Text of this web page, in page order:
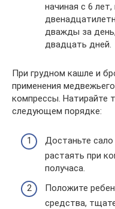
начиная с 6
дважды за
двадцать дней.
При грудном кашле и
применения
компрессы. Натирайте
следующем порядке:
Достаньте
растаять при
получаса.
Положите
средства,